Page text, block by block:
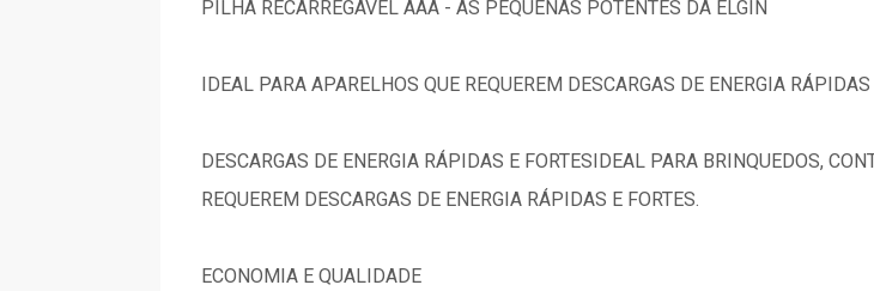
PILHA RECARREGÁVEL AAA - AS PEQUENAS POTENTES DA ELGIN
IDEAL PARA APARELHOS QUE REQUEREM DESCARGAS DE ENERGIA RÁPIDAS
DESCARGAS DE ENERGIA RÁPIDAS E FORTESIDEAL PARA BRINQUEDOS,
REQUEREM DESCARGAS DE ENERGIA RÁPIDAS E FORTES.
ECONOMIA E QUALIDADE